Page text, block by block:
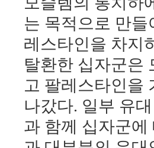
는 목적으로 만
레스타인을 차지
탈환한 십자군은
고 팔레스타인을
나갔다. 일부 유
과 함께 십자군